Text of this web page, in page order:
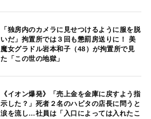
「独房内のカメラに見せつけるように服を脱
いだ」拘置所では３回も懲罰房送りに！ 美
魔女グラドル岩本和子（48）が拘置所で見
た「この世の地獄」
《イオン爆発》「売上金を金庫に戻すよう指
示した？」死者２名のハビタの店長に問うと
涙を流し…社員は「入口によっては入れたこ